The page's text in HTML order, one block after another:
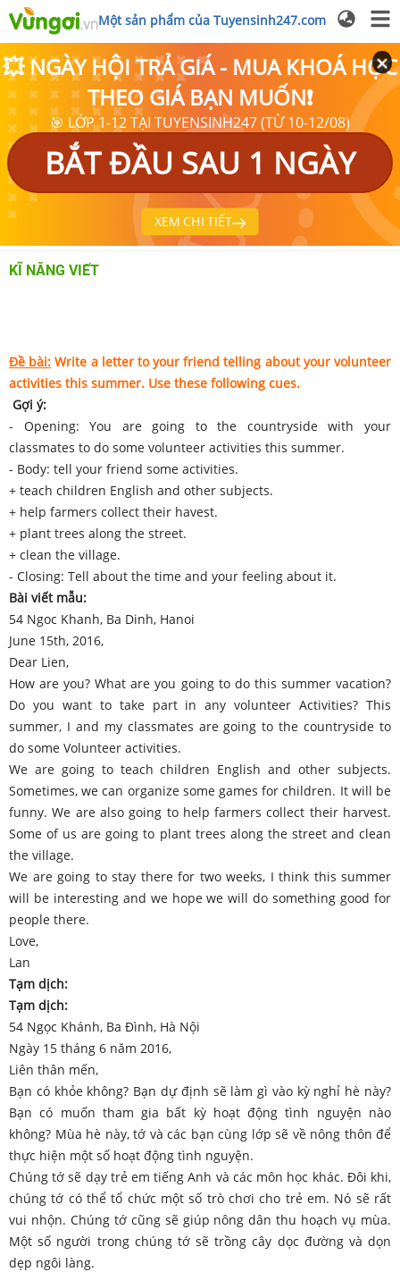
Một sản phẩm của Tuyensinh247.com
💥 NGÀY HỘI TRẢ GIÁ - MUA KHOÁ HỌC
THEO GIÁ BẠN MUỐN❗
🎯 LỚP 1-12 TẠI TUYENSINH247 (TỪ 10-12/08)
BẮT ĐẦU SAU 1 NGÀY
XEM CHI TIẾT
KĨ NĂNG VIẾT
Đề bài: Write a letter to your friend telling about your volunteer
activities this summer. Use these following cues.
Gợi ý:
- Opening: You are going to the countryside with your
classmates to do some volunteer activities this summer.
- Body: tell your friend some activities.
+ teach children English and other subjects.
+ help farmers collect their havest.
+ plant trees along the street.
+ clean the village.
- Closing: Tell about the time and your feeling about it.
Bài viết mẫu:
54 Ngoc Khanh, Ba Dinh, Hanoi
June 15th, 2016,
Dear Lien,
How are you? What are you going to do this summer vacation?
Do you want to take part in any volunteer Activities? This
summer, I and my classmates are going to the countryside to
do some Volunteer activities.
We are going to teach children English and other subjects.
Sometimes, we can organize some games for children. It will be
funny. We are also going to help farmers collect their harvest.
Some of us are going to plant trees along the street and clean
the village.
We are going to stay there for two weeks, I think this summer
will be interesting and we hope we will do something good for
people there.
Love,
Lan
Tạm dịch:
Tạm dịch:
54 Ngọc Khánh, Ba Đình, Hà Nội
Ngày 15 tháng 6 năm 2016,
Liên thân mến,
Bạn có khỏe không? Bạn dự định sẽ làm gì vào kỳ nghỉ hè này?
Bạn có muốn tham gia bất kỳ hoạt động tình nguyện nào
không? Mùa hè này, tớ và các bạn cùng lớp sẽ về nông thôn để
thực hiện một số hoạt động tình nguyện.
Chúng tớ sẽ dạy trẻ em tiếng Anh và các môn học khác. Đôi khi,
chúng tớ có thể tổ chức một số trò chơi cho trẻ em. Nó sẽ rất
vui nhộn. Chúng tớ cũng sẽ giúp nông dân thu hoạch vụ mùa.
Một số người trong chúng tớ sẽ trồng cây dọc đường và dọn
dẹp ngôi làng.